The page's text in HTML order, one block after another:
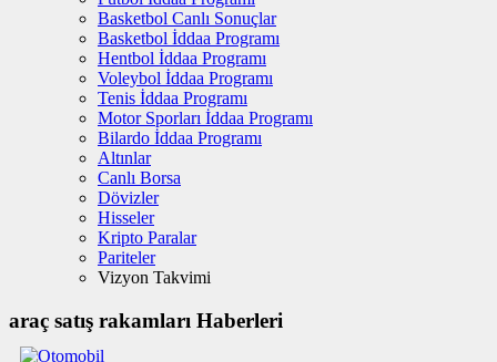
Basketbol Canlı Sonuçlar
Basketbol İddaa Programı
Hentbol İddaa Programı
Voleybol İddaa Programı
Tenis İddaa Programı
Motor Sporları İddaa Programı
Bilardo İddaa Programı
Altınlar
Canlı Borsa
Dövizler
Hisseler
Kripto Paralar
Pariteler
Vizyon Takvimi
araç satış rakamları Haberleri